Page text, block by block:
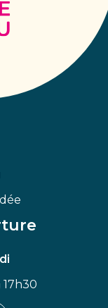
Terres
de
17h30